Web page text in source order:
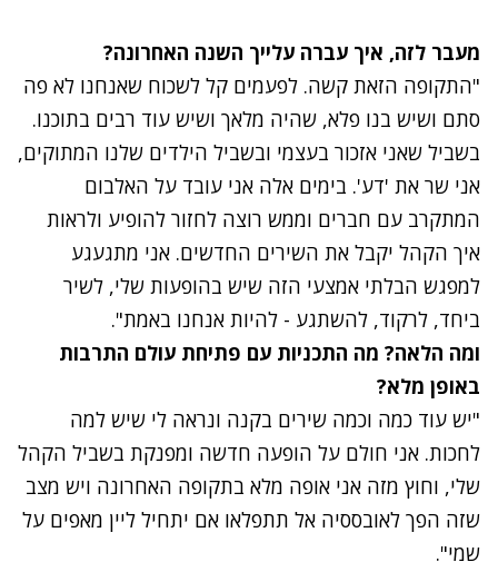
מעבר לזה, איך עברה עלייך השנה האחרונה?
"התקופה הזאת קשה. לפעמים קל לשכוח שאנחנו לא פה
סתם ושיש בנו פלא, שהיה מלאך ושיש עוד רבים בתוכנו.
בשביל שאני אזכור בעצמי ובשביל הילדים שלנו המתוקים,
אני שר את 'דע'. בימים אלה אני עובד על האלבום
המתקרב עם חברים וממש רוצה לחזור להופיע ולראות
איך הקהל יקבל את השירים החדשים. אני מתגעגע
למפגש הבלתי אמצעי הזה שיש בהופעות שלי, לשיר
ביחד, לרקוד, להשתגע - להיות אנחנו באמת".
ומה הלאה? מה התכניות עם פתיחת עולם התרבות
באופן מלא?
"יש עוד כמה וכמה שירים בקנה ונראה לי שיש למה
לחכות. אני חולם על הופעה חדשה ומפנקת בשביל הקהל
שלי, וחוץ מזה אני אופה מלא בתקופה האחרונה ויש מצב
שזה הפך לאובססיה אל תתפלאו אם יתחיל ליין מאפים על
שמי".